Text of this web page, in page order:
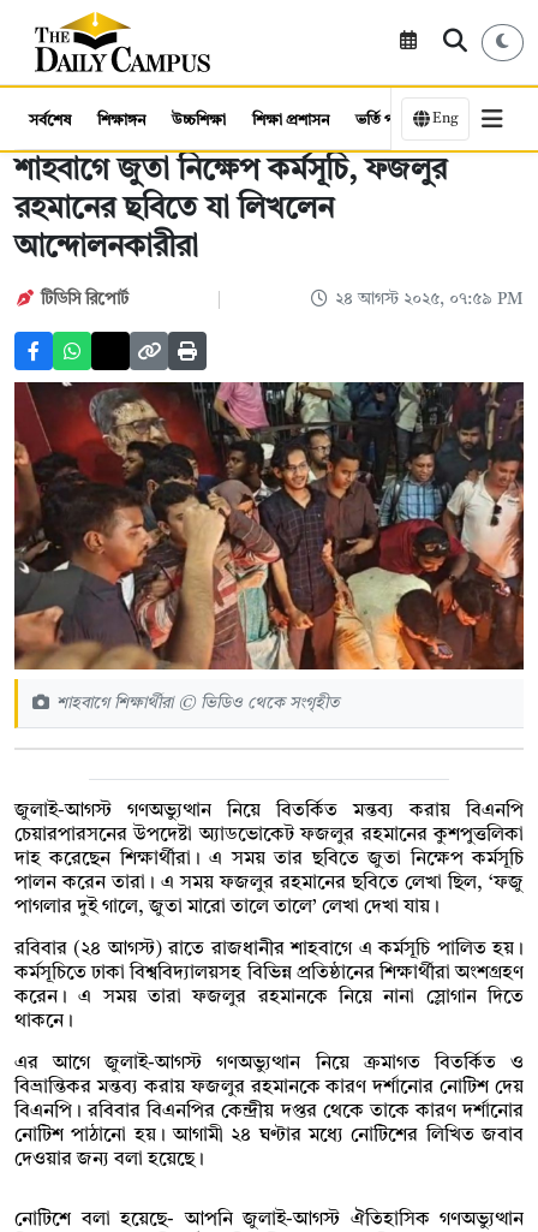
সর্বশেষ শিক্ষাঙ্গন উচ্চশিক্ষা শিক্ষা প্রশাসন ভর্তি পরীক্ষা কর্মসংস্থান
Eng
শাহবাগে জুতা নিক্ষেপ কর্মসূচি, ফজলুর
রহমানের ছবিতে যা লিখলেন
আন্দোলনকারীরা
টিডিসি রিপোর্ট ২৪ আগস্ট ২০২৫, ০৭:৫৯ PM
শাহবাগে শিক্ষার্থীরা © ভিডিও থেকে সংগৃহীত
জুলাই-আগস্ট গণঅভ্যুত্থান নিয়ে বিতর্কিত মন্তব্য করায় বিএনপি
চেয়ারপারসনের উপদেষ্টা অ্যাডভোকেট ফজলুর রহমানের কুশপুত্তলিকা
দাহ করেছেন শিক্ষার্থীরা। এ সময় তার ছবিতে জুতা নিক্ষেপ কর্মসূচি
পালন করেন তারা। এ সময় ফজলুর রহমানের ছবিতে লেখা ছিল, ‘ফজু
পাগলার দুই গালে, জুতা মারো তালে তালে’ লেখা দেখা যায়।
রবিবার (২৪ আগস্ট) রাতে রাজধানীর শাহবাগে এ কর্মসূচি পালিত হয়।
কর্মসূচিতে ঢাকা বিশ্ববিদ্যালয়সহ বিভিন্ন প্রতিষ্ঠানের শিক্ষার্থীরা অংশগ্রহণ
করেন। এ সময় তারা ফজলুর রহমানকে নিয়ে নানা স্লোগান দিতে
থাকনে।
এর আগে জুলাই-আগস্ট গণঅভ্যুত্থান নিয়ে ক্রমাগত বিতর্কিত ও
বিভ্রান্তিকর মন্তব্য করায় ফজলুর রহমানকে কারণ দর্শানোর নোটিশ দেয়
বিএনপি। রবিবার বিএনপির কেন্দ্রীয় দপ্তর থেকে তাকে কারণ দর্শানোর
নোটিশ পাঠানো হয়। আগামী ২৪ ঘণ্টার মধ্যে নোটিশের লিখিত জবাব
দেওয়ার জন্য বলা হয়েছে।
নোটিশে বলা হয়েছে- আপনি জুলাই-আগস্ট ঐতিহাসিক গণঅভ্যুত্থান